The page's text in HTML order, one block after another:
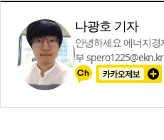
나광호 기자
안녕하세요 에너지
부 spero1225@ekn.kr